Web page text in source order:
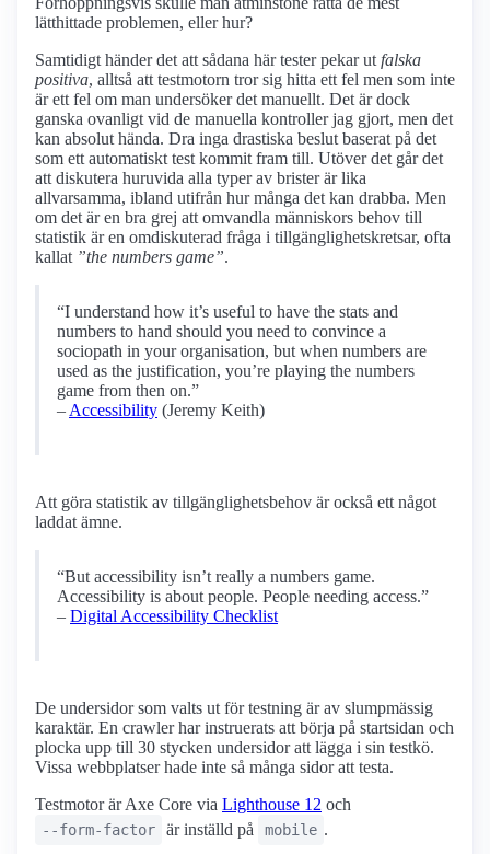
lätthittade problemen, eller hur?
Samtidigt händer det att sådana här tester pekar ut falska
positiva, alltså att testmotorn tror sig hitta ett fel men som inte
är ett fel om man undersöker det manuellt. Det är dock
ganska ovanligt vid de manuella kontroller jag gjort, men det
kan absolut hända. Dra inga drastiska beslut baserat på det
som ett automatiskt test kommit fram till. Utöver det går det
att diskutera huruvida alla typer av brister är lika
allvarsamma, ibland utifrån hur många det kan drabba. Men
om det är en bra grej att omvandla människors behov till
statistik är en omdiskuterad fråga i tillgänglighetskretsar, ofta
kallat ”the numbers game”.
“I understand how it’s useful to have the stats and
numbers to hand should you need to convince a
sociopath in your organisation, but when numbers are
used as the justification, you’re playing the numbers
game from then on.”
– Accessibility (Jeremy Keith)
Att göra statistik av tillgänglighetsbehov är också ett något
laddat ämne.
“But accessibility isn’t really a numbers game.
Accessibility is about people. People needing access.”
– Digital Accessibility Checklist
De undersidor som valts ut för testning är av slumpmässig
karaktär. En crawler har instruerats att börja på startsidan och
plocka upp till 30 stycken undersidor att lägga i sin testkö.
Vissa webbplatser hade inte så många sidor att testa.
Testmotor är Axe Core via Lighthouse 12 och
--form-factor är inställd på mobile .